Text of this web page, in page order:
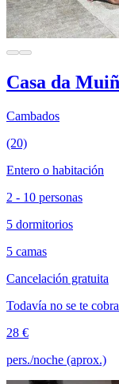
Casa da
Cambados
(20)
Entero o habitación
2 - 10 personas
5 dormitorios
5 camas
Cancelación gratuita
Todavía no se te
28 €
pers./noche (aprox.)